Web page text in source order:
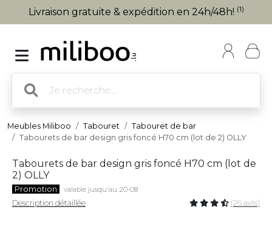
Livraison gratuite & expédition en 24h/48h! (1)
Meubles Miliboo Tabouret
Tabouret de bar
Tabourets de bar design gris foncé H70 cm (lot de 2) OLLY
Tabourets de bar design gris foncé H70 cm (lot de
2) OLLY
Promotion valable jusqu'au 20-08
Description détaillée (26 avis)